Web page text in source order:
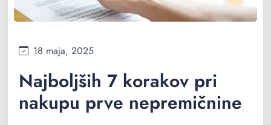
18 maja, 2025
Najboljših 7 korakov pri
nakupu prve nepremičnine